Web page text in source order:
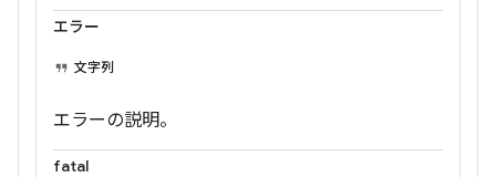
エラー
文字列
エラーの説明。
fatal